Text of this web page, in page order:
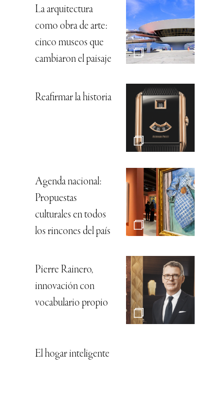
La arquitectura
como obra de arte:
cinco museos que
cambiaron el paisaje
Reafirmar la historia
Agenda nacional:
Propuestas
culturales en todos
los rincones del país
Pierre Rainero,
innovación con
vocabulario propio
El hogar inteligente